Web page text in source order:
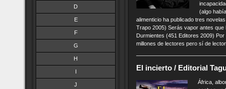
D
E
F
G
H
I
J
(algo
alimenticio ha publicado tres
Trapo 2005) Serás vapor antes
Durmientes (451 Editores 2009)
millones de lectores pero sí de
El incierto / Editorial
África,